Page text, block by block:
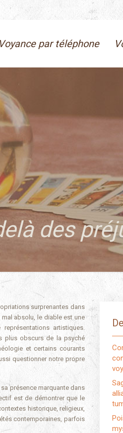
Voyance par téléphone
des
absolu, le diable est une
artistiques.
plus obscurs de la psyché
et certains courants
questionner notre propre
présence marquante dans
est de démontrer que le
historique, religieux,
contemporaines, parfois